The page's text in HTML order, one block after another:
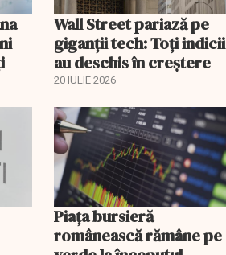
Wall Street pariază pe
giganții tech: Toți indicii
au deschis în creștere
20 IULIE 2026
Piața bursieră
românească rămâne pe